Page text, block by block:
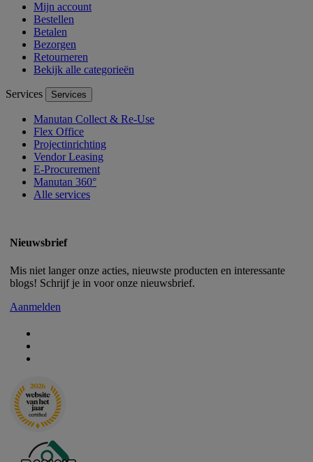
Mijn account
Bestellen
Betalen
Bezorgen
Retourneren
Bekijk alle categorieën
Services Services
Manutan Collect & Re-Use
Flex Office
Projectinrichting
Vendor Leasing
E-Procurement
Manutan 360°
Alle services
Nieuwsbrief
Mis niet langer onze acties, nieuwste producten en interessante
blogs! Schrijf je in voor onze nieuwsbrief.
Aanmelden